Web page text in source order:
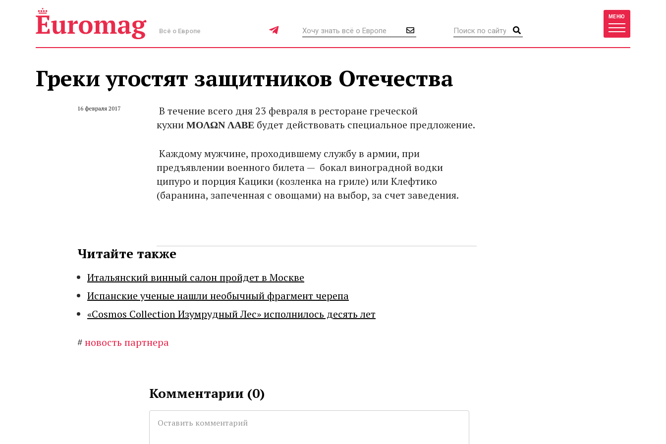
Всё о Европе
МЕНЮ
Греки угостят защитников Отечества
16 февраля 2017
В течение всего дня 23 февраля в ресторане греческой
кухниΜΟΛΩΝ ΛΑΒΕ будет действовать специальное предложение.
Каждому мужчине, проходившему службу в армии, при
предъявлении военного билета — бокал виноградной водки
ципуро и порция Кацики (козленка на гриле) или Клефтико
(баранина, запеченная с овощами) на выбор, за счет заведения.
Читайте также
Итальянский винный салон пройдет в Москве
Испанские ученые нашли необычный фрагмент черепа
«Cosmos Collection Изумрудный Лес» исполнилось десять лет
#новость партнера
Комментарии (0)